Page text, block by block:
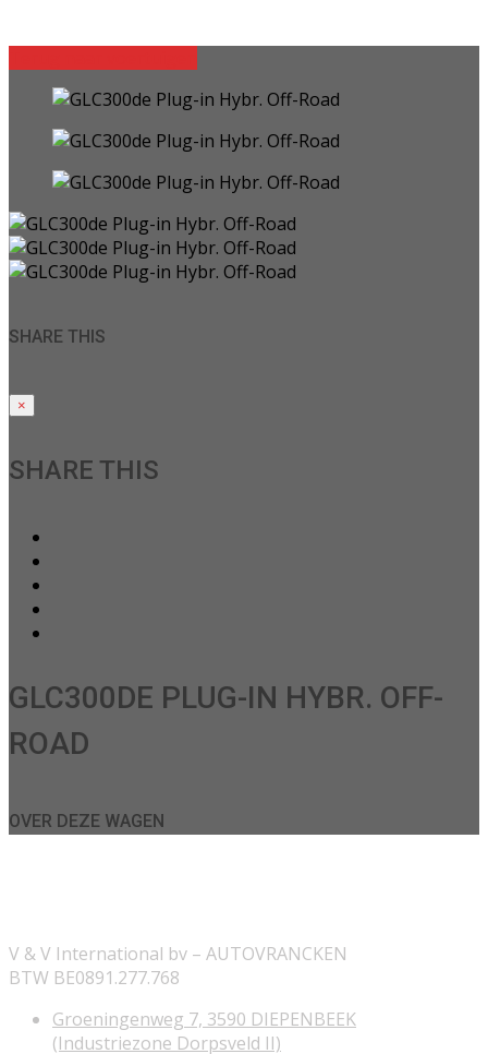
SHARE THIS
×
SHARE THIS
GLC300DE PLUG-IN HYBR. OFF-
ROAD
OVER DEZE WAGEN
V & V International bv – AUTOVRANCKEN
BTW BE0891.277.768
Groeningenweg 7, 3590 DIEPENBEEK
(Industriezone Dorpsveld II)